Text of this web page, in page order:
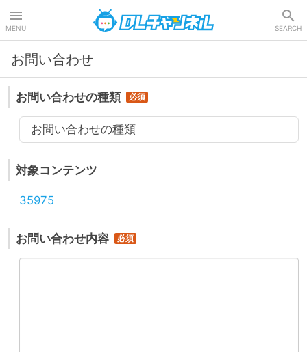
MENU SEARCH
お問い合わせ
お問い合わせの種類
お問い合わせの種類
対象コンテンツ
35975
お問い合わせ内容